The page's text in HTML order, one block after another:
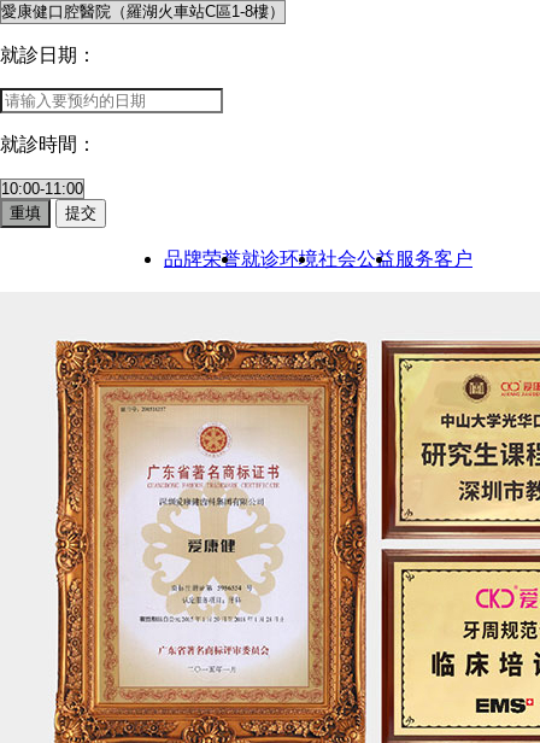
就診日期：
就診時間：
重填 提交
品牌荣誉就诊环境社会公益服务客户